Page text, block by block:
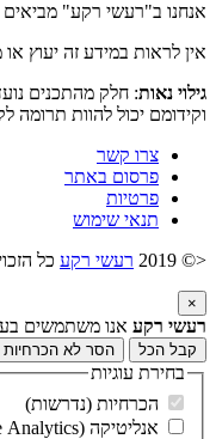
אנחנו ב"רעשי רקע" מביאים
אין לראות במידע זה יעוץ
גילוי נאות: חלק מהתכנים
וקידומם יכול להוות תרומה
צרו קשר
פרסום באתר
פרטיות
תנאי שימוש
<© 2019
רעשי רקע כל
×
רעשי רקע אנו משתמשים
קבל הכל הסר לא הכרחיות
בחירת עוגיות
הכרחיות (נדרשות)
אנליטיקה (Google Analytics)